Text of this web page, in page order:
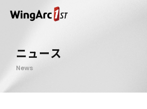
ニュース
News